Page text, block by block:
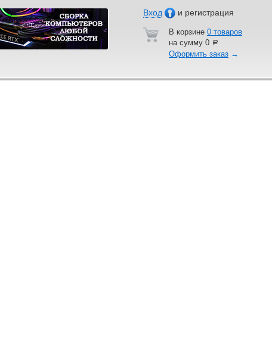
Вход и регистрация
В корзине 0 товаров
на сумму 0 a
Оформить заказ →